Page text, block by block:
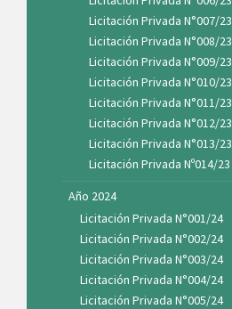
Licitación Privada N°007/23
Licitación Privada N°008/23
Licitación Privada N°009/23
Licitación Privada N°010/23
Licitación Privada N°011/23
Licitación Privada N°012/23
Licitación Privada N°013/23
Licitación Privada Nº014/23
Año 2024
Licitación Privada N°001/24
Licitación Privada N°002/24
Licitación Privada N°003/24
Licitación Privada N°004/24
Licitación Privada N°005/24